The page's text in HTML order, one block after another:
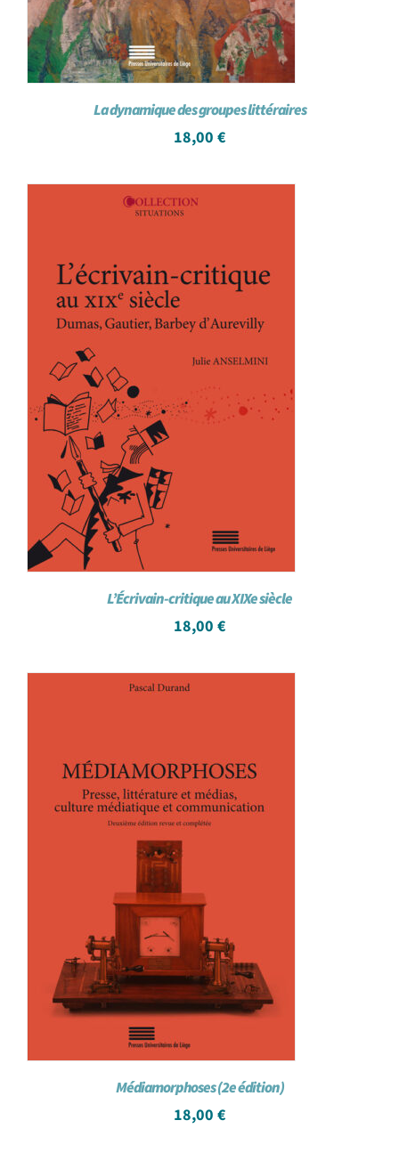
La dynamique des groupes littéraires
18,00 €
L’Écrivain-critique au XIXe siècle
18,00 €
Médiamorphoses (2e édition)
18,00 €